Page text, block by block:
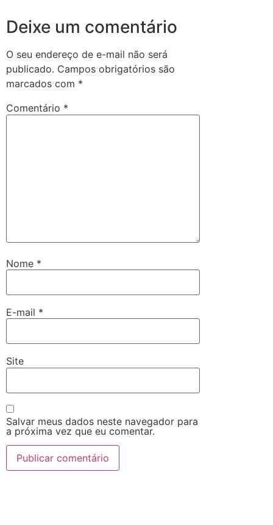
Deixe um comentário
O seu endereço de e-mail não será
publicado. Campos obrigatórios são
marcados com *
Comentário *
Nome *
E-mail *
Site
Salvar meus dados neste navegador para
a próxima vez que eu comentar.